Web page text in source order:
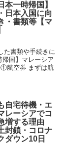
本一時帰国】
日本入国に向
・書類等【マ
た書類や手続きに
国】マレーシア
①航空券 まずは航
自宅待機・エ
レーシアでコ
増する理由
封鎖・コロナ
ダウン10日